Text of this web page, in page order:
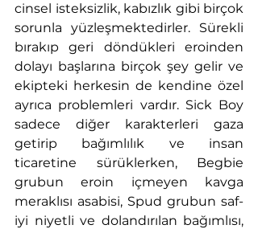
cinsel isteksizlik, kabızlık gibi birçok
sorunla yüzleşmektedirler. Sürekli
bırakıp geri döndükleri eroinden
dolayı başlarına birçok şey gelir ve
ekipteki herkesin de kendine özel
ayrıca problemleri vardır. Sick Boy
sadece diğer karakterleri gaza
getirip bağımlılık ve insan
ticaretine sürüklerken, Begbie
grubun eroin içmeyen kavga
meraklısı asabisi, Spud grubun saf-
iyi niyetli ve dolandırılan bağımlısı,